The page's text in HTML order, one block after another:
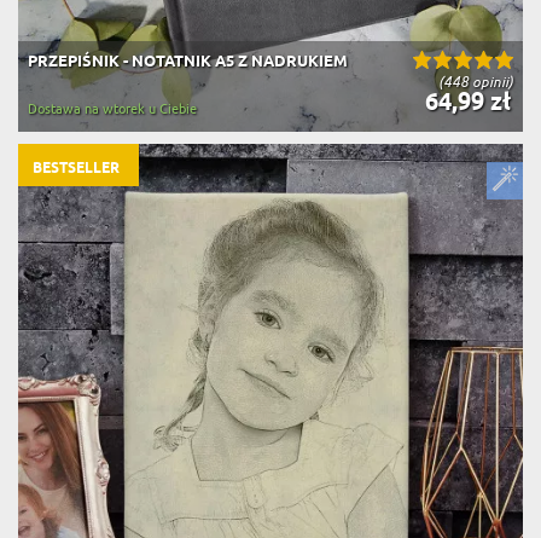
(448 opinii)
PRZEPIŚNIK - NOTATNIK A5 Z NADRUKIEM
64,99 zł
Dostawa na wtorek u Ciebie
BESTSELLER